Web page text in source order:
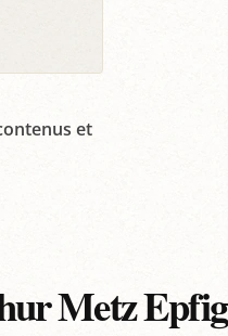
et
Metz Epfig